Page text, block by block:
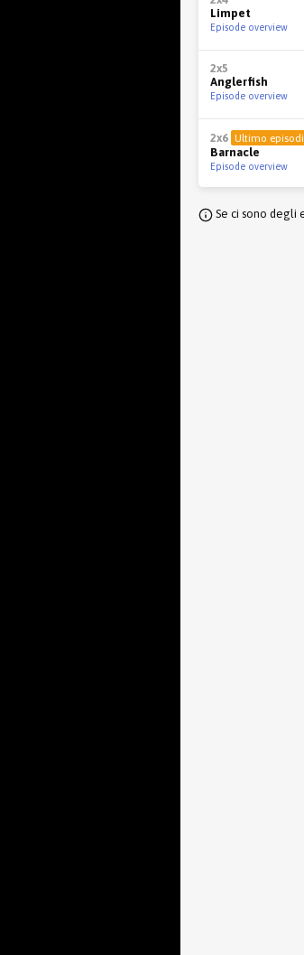
Limpet
Episode overview
2x5
Anglerfish
Episode overview
2x6 Ultimo
Barnacle
Episode overview
Se ci sono degli